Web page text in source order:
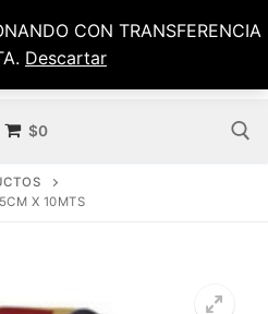
CON TRANSFERENCIA
Descartar
$0
X 10MTS